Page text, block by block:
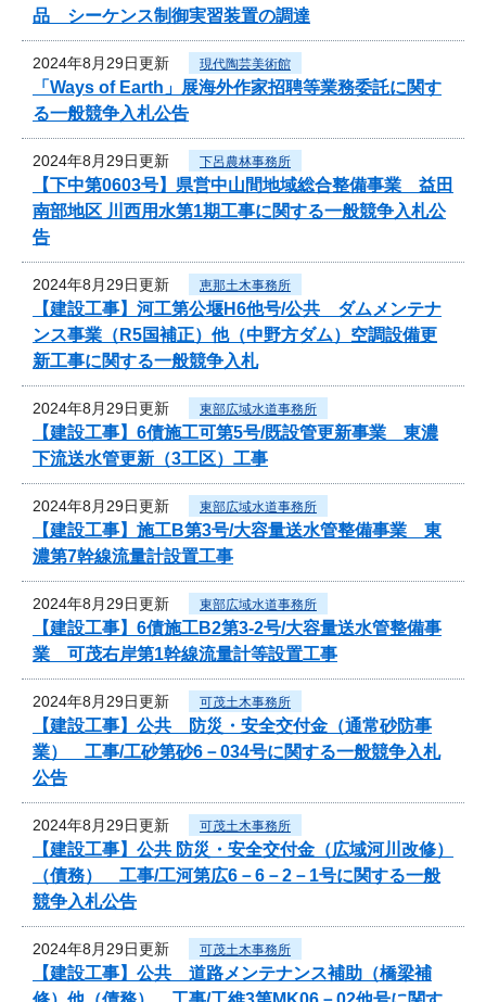
品 シーケンス制御実習装置の調達
2024年8月29日更新 現代陶芸美術館
「Ways of Earth」展海外作家招聘等業務委託に関す
る一般競争入札公告
2024年8月29日更新 下呂農林事務所
【下中第0603号】県営中山間地域総合整備事業 益田
南部地区 川西用水第1期工事に関する一般競争入札公
告
2024年8月29日更新 恵那土木事務所
【建設工事】河工第公堰H6他号/公共 ダムメンテナ
ンス事業（R5国補正）他（中野方ダム）空調設備更
新工事に関する一般競争入札
2024年8月29日更新 東部広域水道事務所
【建設工事】6債施工可第5号/既設管更新事業 東濃
下流送水管更新（3工区）工事
2024年8月29日更新 東部広域水道事務所
【建設工事】施工B第3号/大容量送水管整備事業 東
濃第7幹線流量計設置工事
2024年8月29日更新 東部広域水道事務所
【建設工事】6債施工B2第3-2号/大容量送水管整備事
業 可茂右岸第1幹線流量計等設置工事
2024年8月29日更新 可茂土木事務所
【建設工事】公共 防災・安全交付金（通常砂防事
業） 工事/工砂第砂6－034号に関する一般競争入札
公告
2024年8月29日更新 可茂土木事務所
【建設工事】公共 防災・安全交付金（広域河川改修）
（債務） 工事/工河第広6－6－2－1号に関する一般
競争入札公告
2024年8月29日更新 可茂土木事務所
【建設工事】公共 道路メンテナンス補助（橋梁補